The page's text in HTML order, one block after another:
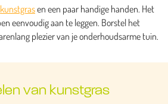
kunstgrasen een paar handige handen. Het
eenvoudig aan te leggen. Borstel het
plezier van je onderhoudsarme tuin.
van kunstgras